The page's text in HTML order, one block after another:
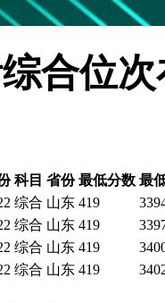
合位
科目 省份 最低分数 最
综合 山东 419
综合 山东 419
综合 山东 419
综合 山东 419